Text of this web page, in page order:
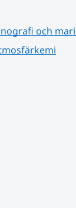
och